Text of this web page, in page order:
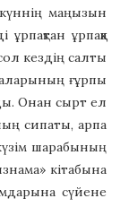
маңызын
ұрпаққа
кездің салты
ғұрпы
Онан сырт ел
сипаты, арпа
шарабының
кітабына
сүйене